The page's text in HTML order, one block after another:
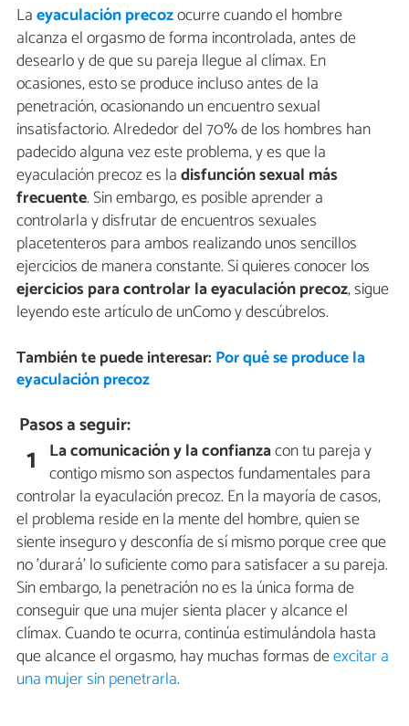
Laeyaculación precozocurre cuando el hombre
alcanza el orgasmo de forma incontrolada, antes de
desearlo y de que su pareja llegue al clímax. En
ocasiones, esto se produce incluso antes de la
penetración, ocasionando un encuentro sexual
insatisfactorio. Alrededor del 70% de los hombres han
padecido alguna vez este problema, y es que la
eyaculación precoz es ladisfunción sexual más
frecuente. Sin embargo, es posible aprender a
controlarla y disfrutar de encuentros sexuales
placetenteros para ambos realizando unos sencillos
ejercicios de manera constante. Si quieres conocer los
ejercicios para controlar la eyaculación precoz, sigue
leyendo este artículo de unComo y descúbrelos.
También te puede interesar: Por qué se produce la
eyaculación precoz
Pasos a seguir:
1 La comunicación y la confianzacon tu pareja y
contigo mismo son aspectos fundamentales para
controlar la eyaculación precoz. En la mayoría de casos,
el problema reside en la mente del hombre, quien se
siente inseguro y desconfía de sí mismo porque cree que
no 'durará' lo suficiente como para satisfacer a su pareja.
Sin embargo, la penetración no es la única forma de
conseguir que una mujer sienta placer y alcance el
clímax. Cuando te ocurra, continúa estimulándola hasta
que alcance el orgasmo, hay muchas formas deexcitar a
una mujer sin penetrarla.